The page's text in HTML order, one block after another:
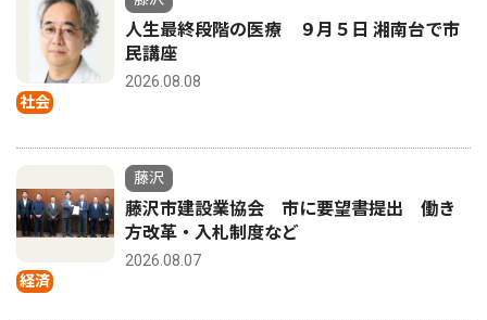
社会
人生最終段階の医療 ９月５日 湘南台で市
民講座
2026.08.08
経済
藤沢
藤沢市建設業協会 市に要望書提出 働き
方改革・入札制度など
2026.08.07